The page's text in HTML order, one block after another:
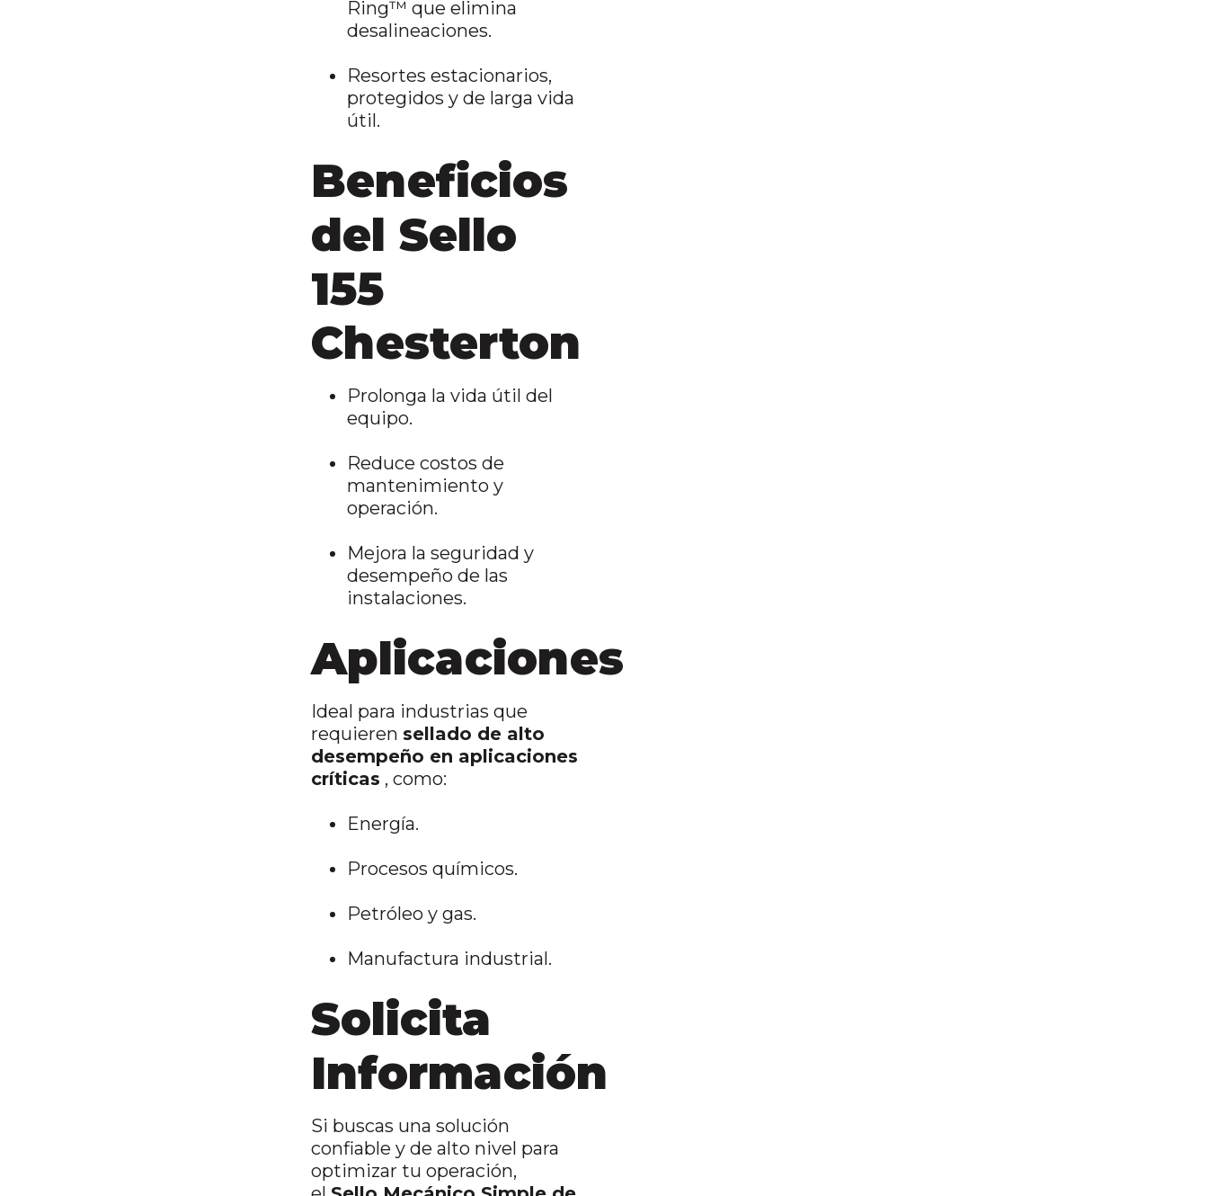
Ring™ que elimina
desalineaciones.
Resortes estacionarios,
protegidos y de larga vida
útil.
Beneficios
del Sello
155
Chesterton
Prolonga la vida útil del
equipo.
Reduce costos de
mantenimiento y
operación.
Mejora la seguridad y
desempeño de las
instalaciones.
Aplicaciones
Ideal para industrias que
requieren sellado de alto
desempeño en aplicaciones
críticas , como:
Energía.
Procesos químicos.
Petróleo y gas.
Manufactura industrial.
Solicita
Información
Si buscas una solución
confiable y de alto nivel para
optimizar tu operación,